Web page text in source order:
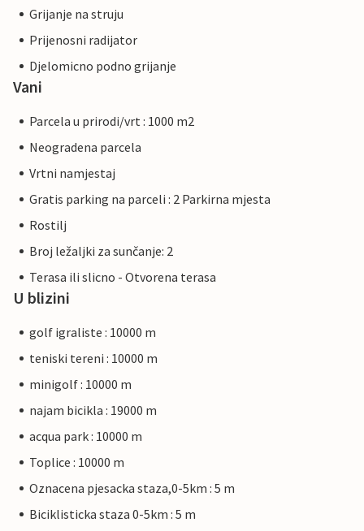
Grijanje na struju
Prijenosni radijator
Djelomicno podno grijanje
Vani
Parcela u prirodi/vrt : 1000 m2
Neogradena parcela
Vrtni namjestaj
Gratis parking na parceli : 2 Parkirna mjesta
Rostilj
Broj ležaljki za sunčanje: 2
Terasa ili slicno - Otvorena terasa
U blizini
golf igraliste : 10000 m
teniski tereni : 10000 m
minigolf : 10000 m
najam bicikla : 19000 m
acqua park : 10000 m
Toplice : 10000 m
Oznacena pjesacka staza,0-5km : 5 m
Biciklisticka staza 0-5km : 5 m